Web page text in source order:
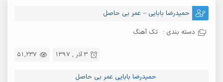
حمیدرضا بابایی – عمر بی حاصل
دسته بندی : تک آهنگ
51,237 3 آذر , 1397
حمیدرضا بابایی عمر بی حاصل